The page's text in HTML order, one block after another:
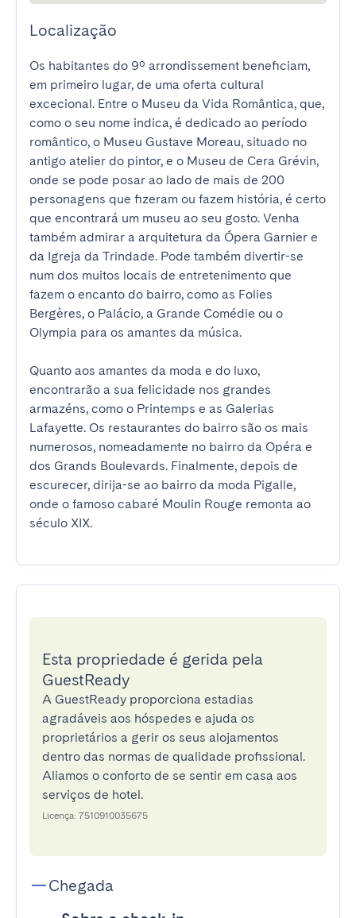
Localização
Os habitantes do 9º arrondissement beneficiam,
em primeiro lugar, de uma oferta cultural
excecional. Entre o Museu da Vida Romântica, que,
como o seu nome indica, é dedicado ao período
romântico, o Museu Gustave Moreau, situado no
antigo atelier do pintor, e o Museu de Cera Grévin,
onde se pode posar ao lado de mais de 200
personagens que fizeram ou fazem história, é certo
que encontrará um museu ao seu gosto. Venha
também admirar a arquitetura da Ópera Garnier e
da Igreja da Trindade. Pode também divertir-se
num dos muitos locais de entretenimento que
fazem o encanto do bairro, como as Folies
Bergères, o Palácio, a Grande Comédie ou o
Olympia para os amantes da música.
Quanto aos amantes da moda e do luxo,
encontrarão a sua felicidade nos grandes
armazéns, como o Printemps e as Galerias
Lafayette. Os restaurantes do bairro são os mais
numerosos, nomeadamente no bairro da Opéra e
dos Grands Boulevards. Finalmente, depois de
escurecer, dirija-se ao bairro da moda Pigalle,
onde o famoso cabaré Moulin Rouge remonta ao
século XIX.
Esta propriedade é gerida pela
GuestReady
A GuestReady proporciona estadias
agradáveis aos hóspedes e ajuda os
proprietários a gerir os seus alojamentos
dentro das normas de qualidade profissional.
Aliamos o conforto de se sentir em casa aos
serviços de hotel.
Licença: 7510910035675
Chegada